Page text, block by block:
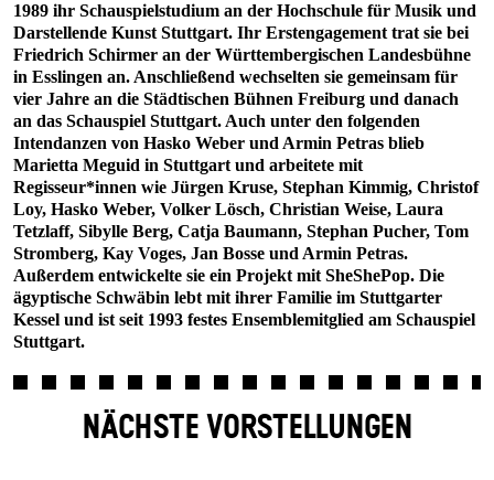
1989 ihr Schauspielstudium an der Hochschule für Musik und
Darstellende Kunst Stuttgart. Ihr Erstengagement trat sie bei
Friedrich Schirmer an der Württembergischen Landesbühne
in Esslingen an. Anschließend wechselten sie gemeinsam für
vier Jahre an die Städtischen Bühnen Freiburg und danach
an das Schauspiel Stuttgart. Auch unter den folgenden
Intendanzen von Hasko Weber und Armin Petras blieb
Marietta Meguid in Stuttgart und arbeitete mit
Regisseur*innen wie Jürgen Kruse, Stephan Kimmig, Christof
Loy, Hasko Weber, Volker Lösch, Christian Weise, Laura
Tetzlaff, Sibylle Berg, Catja Baumann, Stephan Pucher, Tom
Stromberg, Kay Voges, Jan Bosse und Armin Petras.
Außerdem entwickelte sie ein Projekt mit SheShePop. Die
ägyptische Schwäbin lebt mit ihrer Familie im Stuttgarter
Kessel und ist seit 1993 festes Ensemblemitglied am Schauspiel
Stuttgart.
NÄCHSTE VORSTELLUNGEN